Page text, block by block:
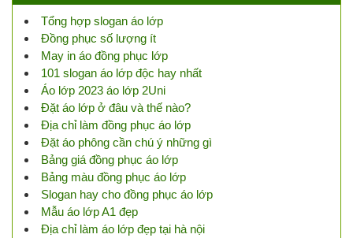
Tổng hợp slogan áo lớp
Đồng phục số lượng ít
May in áo đồng phục lớp
101 slogan áo lớp độc hay nhất
Áo lớp 2023 áo lớp 2Uni
Đặt áo lớp ở đâu và thế nào?
Địa chỉ làm đồng phục áo lớp
Đặt áo phông cần chú ý những gì
Bảng giá đồng phục áo lớp
Bảng màu đồng phục áo lớp
Slogan hay cho đồng phục áo lớp
Mẫu áo lớp A1 đẹp
Địa chỉ làm áo lớp đẹp tại hà nội